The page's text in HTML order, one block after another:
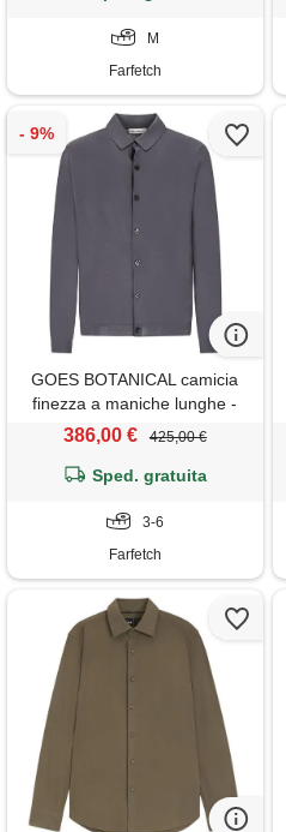
M
Farfetch
GOES BOTANICAL camicia
finezza a maniche lunghe -
grigio
386,00 € 425,00 €
Sped. gratuita
3-6
Farfetch